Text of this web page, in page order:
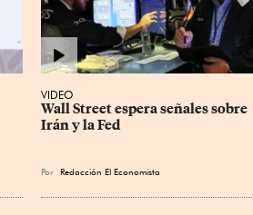
VIDEO
Wall Street espera señales sobre
Irán y la Fed
Por Redacción El Economista